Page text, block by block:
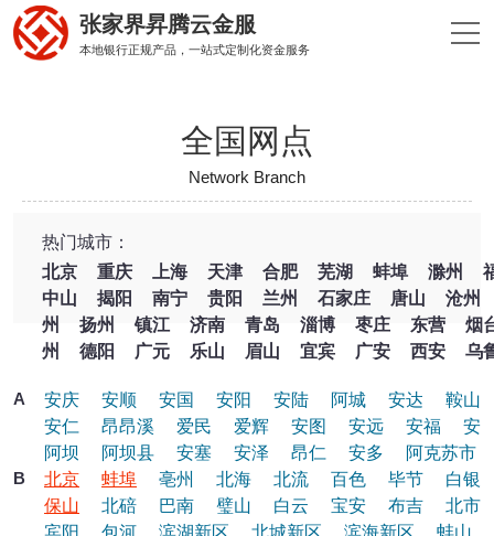
张家界昇腾云金服
本地银行正规产品，一站式定制化资金服务
全国网点
Network Branch
热门城市：
北京
重庆 上海 天津 合肥 芜湖 蚌埠 滁州
中山
揭阳 南宁 贵阳 兰州 石家庄 唐山
沧州
州
扬州 镇江 济南 青岛 淄博 枣庄 东营
烟
州
德阳 广元 乐山 眉山 宜宾 广安 西安 乌
A 安庆 安顺 安国 安阳 安陆 阿城 安达
鞍山
安仁
昂昂溪 爱民 爱辉 安图 安远 安福
安
阿坝
阿坝县 安塞 安泽 昂仁 安多
阿克苏市
B
北京 蚌埠 亳州 北海 北流 百色 毕节
白银
保山
北碚 巴南 璧山 白云 宝安 布吉
北市
宾阳
包河 滨湖新区 北城新区 滨海新区
蚌山